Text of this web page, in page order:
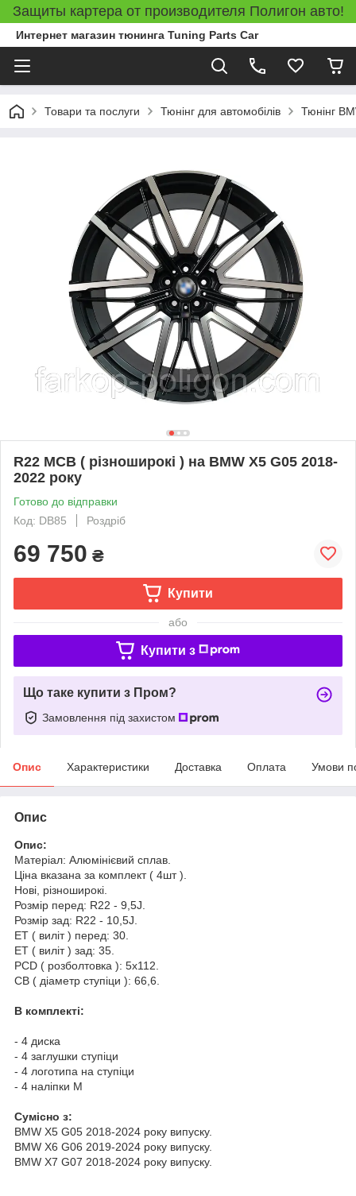
Защиты картера от производителя Полигон авто!
Интернет магазин тюнинга Tuning Parts Car
Товари та послуги Тюнінг для автомобілів Тюнінг
R22 MCB ( різноширокі ) на BMW X5 G05 2018-
2022 року
Готово до відправки
Код: DB85
Роздріб
69 750 ₴
Купити
або
Купити з
Що таке купити з Пром?
Замовлення під захистом
Опис Характеристики Доставка Оплата Умови
Опис
Опис:
Матеріал: Алюмінієвий сплав.
Ціна вказана за комплект ( 4шт ).
Нові, різноширокі.
Розмір перед: R22 - 9,5J.
Розмір зад: R22 - 10,5J.
ET ( виліт ) перед: 30.
ET ( виліт ) зад: 35.
PCD ( розболтовка ): 5х112.
CB ( діаметр ступіци ): 66,6.
В комплекті:
- 4 диска
- 4 заглушки ступіци
- 4 логотипа на ступіци
- 4 наліпки М
Cумісно з:
BMW X5 G05 2018-2024 року випуску.
BMW X6 G06 2019-2024 року випуску.
BMW X7 G07 2018-2024 року випуску.